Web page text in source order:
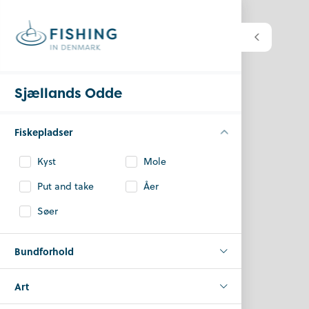
Sjællands Odde
Fiskepladser
Kyst
Mole
Put and take
Åer
Søer
Bundforhold
Art